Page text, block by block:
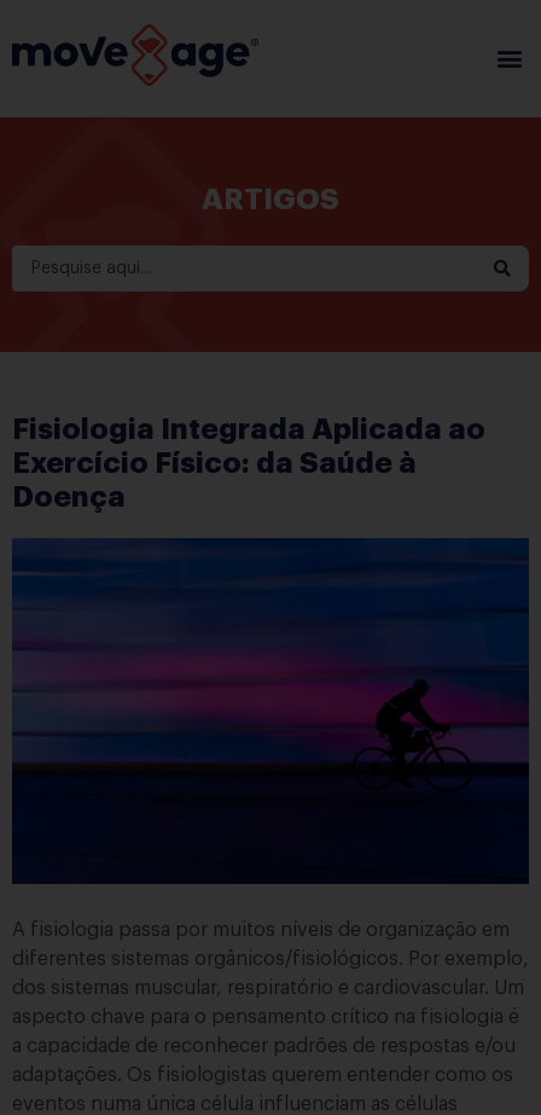
ARTIGOS
Fisiologia Integrada Aplicada ao
Exercício Físico: da Saúde à
Doença
A fisiologia passa por muitos níveis de organização em
diferentes sistemas orgânicos/fisiológicos. Por exemplo,
dos sistemas muscular, respiratório e cardiovascular. Um
aspecto chave para o pensamento crítico na fisiologia é
a capacidade de reconhecer padrões de respostas e/ou
adaptações. Os fisiologistas querem entender como os
eventos numa única célula influenciam as células